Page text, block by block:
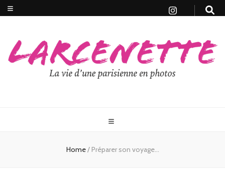
Home/ Préparer son voyage…